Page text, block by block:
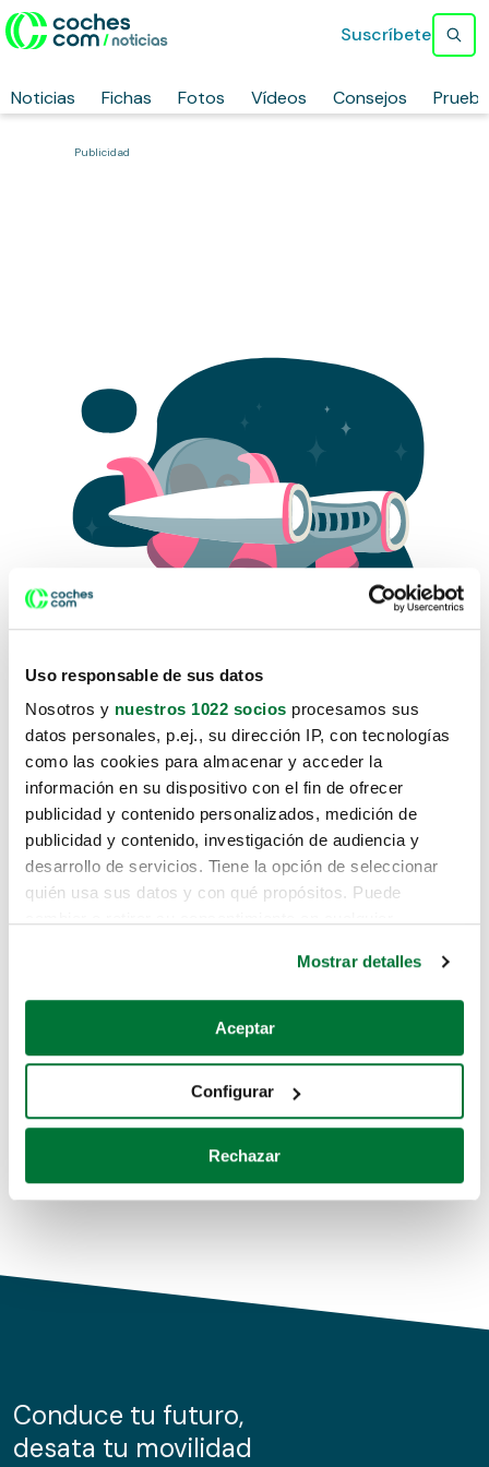
Uso responsable de sus datos
Nosotros y nuestros 1022 socios procesamos sus
datos personales, p.ej., su dirección IP, con tecnologías
como las cookies para almacenar y acceder la
información en su dispositivo con el fin de ofrecer
publicidad y contenido personalizados, medición de
publicidad y contenido, investigación de audiencia y
desarrollo de servicios. Tiene la opción de seleccionar
quién usa sus datos y con qué propósitos. Puede
Si lo permite, también quisiéramos:
Recopilar información sobre su ubicación geográfica
Identificar su dispositivo analizándolo activamente
para buscar características específicas (huellas
Obtenga más información sobre cómo se procesan sus
de cookies.
información sobre el uso que haga del sitio web con
nuestros partners de redes sociales, publicidad y análisis
Mostrar detalles
Aceptar
Configurar
Rechazar
Noticias Fichas Fotos Vídeos Consejos
Suscríbete
Publicidad
Lo sentimos, no sabemos como
te hemos traido hasta aquí.
Pero puedes encontrar el coche que estás
buscando en alguno de estos enlaces:
Coches de segunda mano
Coches de km0
Conduce tu futuro,
desata tu movilidad